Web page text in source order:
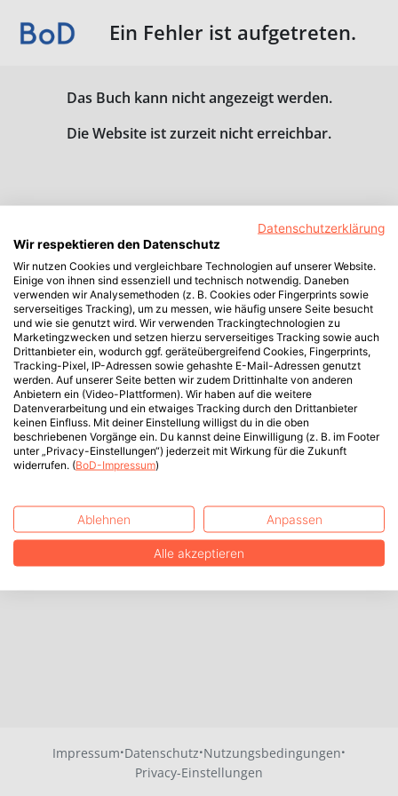
Ein Fehler ist aufgetreten.
Das Buch kann nicht angezeigt werden.
Die Website ist zurzeit nicht erreichbar.
Impressum·Datenschutz·Nutzungsbedingungen·
Privacy-Einstellungen
Datenschutzerklärung
Wir respektieren den Datenschutz
Wir nutzen Cookies und vergleichbare Technologien auf unserer Website.
Einige von ihnen sind essenziell und technisch notwendig. Daneben
verwenden wir Analysemethoden (z. B. Cookies oder Fingerprints sowie
serverseitiges Tracking), um zu messen, wie häufig unsere Seite besucht
und wie sie genutzt wird. Wir verwenden Trackingtechnologien zu
Marketingzwecken und setzen hierzu serverseitiges Tracking sowie auch
Drittanbieter ein, wodurch ggf. geräteübergreifend Cookies, Fingerprints,
Tracking-Pixel, IP-Adressen sowie gehashte E-Mail-Adressen genutzt
werden. Auf unserer Seite betten wir zudem Drittinhalte von anderen
Anbietern ein (Video-Plattformen). Wir haben auf die weitere
Datenverarbeitung und ein etwaiges Tracking durch den Drittanbieter
keinen Einfluss. Mit deiner Einstellung willigst du in die oben
beschriebenen Vorgänge ein. Du kannst deine Einwilligung (z. B. im Footer
unter „Privacy-Einstellungen“) jederzeit mit Wirkung für die Zukunft
widerrufen. (BoD-Impressum)
Ablehnen Anpassen
Alle akzeptieren